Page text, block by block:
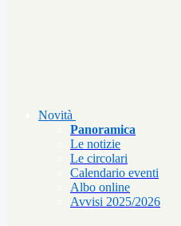
Novità
Panoramica
Le notizie
Le circolari
Calendario eventi
Albo online
Avvisi 2025/2026